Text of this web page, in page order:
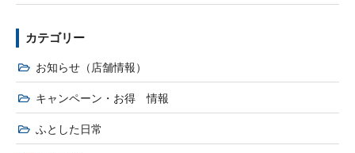
カテゴリー
お知らせ（店舗情報）
キャンペーン・お得 情報
ふとした日常